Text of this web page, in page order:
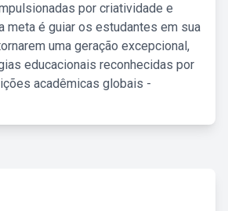
por criatividade e
meta é guiar os estudantes em sua
uma geração excepcional,
educacionais reconhecidas por
acadêmicas globais -